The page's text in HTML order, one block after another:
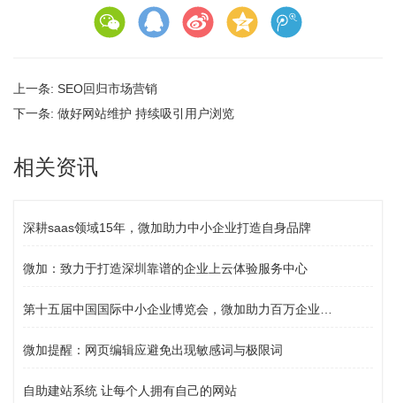
上一条: SEO回归市场营销
下一条: 做好网站维护 持续吸引用户浏览
相关资讯
深耕saas领域15年，微加助力中小企业打造自身品牌
微加：致力于打造深圳靠谱的企业上云体验服务中心
第十五届中国国际中小企业博览会，微加助力百万企业上云服务
微加提醒：网页编辑应避免出现敏感词与极限词
自助建站系统 让每个人拥有自己的网站